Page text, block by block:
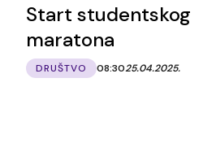
Start studentskog
maratona
DRUŠTVO 08:3025.04.2025.